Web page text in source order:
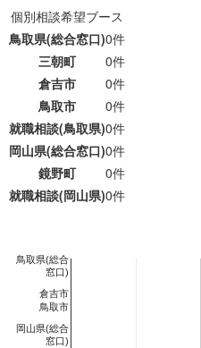
文字サイズ 標準
サイトマップ
個別相談希望ブース
鳥取県(総合窓口)0件
三朝町
0件
倉吉市
0件
鳥取市
0件
就職相談(鳥取県)0件
岡山県(総合窓口)0件
鏡野町
0件
就職相談(岡山県)0件
鳥取県(総合
窓口)
倉吉市
鳥取市
岡山県(総合
窓口)